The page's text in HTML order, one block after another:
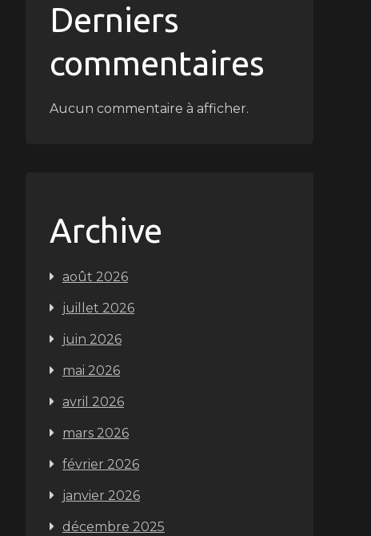
Derniers
commentaires
Aucun commentaire à afficher.
Archive
août 2026
juillet 2026
juin 2026
mai 2026
avril 2026
mars 2026
février 2026
janvier 2026
décembre 2025